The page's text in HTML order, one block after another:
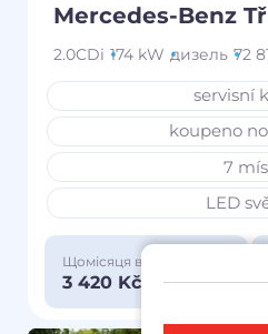
Mercedes-Benz
2.0CDi 174 kW дизель 72
servisní
koupeno
7
LED
Щомісяця від
3 420 Kč